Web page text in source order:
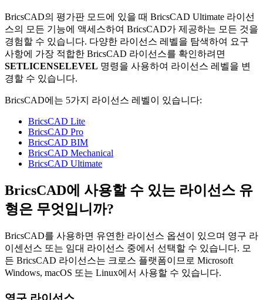
BricsCAD의 평가판 모드에 있을 때 BricsCAD Ultimate 라이선
스의 모든 기능에 액세스하여 BricsCAD가 제공하는 모든 것을
경험할 수 있습니다. 다양한 라이선스 레벨을 탐색하여 요구
사항에 가장 적합한 BricsCAD 라이선스를 확인하려면
SETLICENSELEVEL 명령을 사용하여 라이선스 레벨을 변
경할 수 있습니다.
BricsCAD에는 5가지 라이선스 레벨이 있습니다:
BricsCAD Lite
BricsCAD Pro
BricsCAD BIM
BricsCAD Mechanical
BricsCAD Ultimate
BricsCAD에 사용할 수 있는 라이선스 유
형은 무엇입니까?
BricsCAD를 사용하면 유연한 라이선스 옵션이 있으며 영구 라
이센선스 또는 임대 라이선스 중에서 선택할 수 있습니다. 모
든 BricsCAD 라이선스는 크로스 플랫폼이므로 Microsoft
Windows, macOS 또는 Linux에서 사용할 수 있습니다.